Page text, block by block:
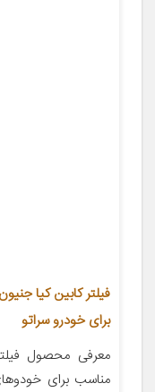
برای خودرو سراتو
مناسب برای